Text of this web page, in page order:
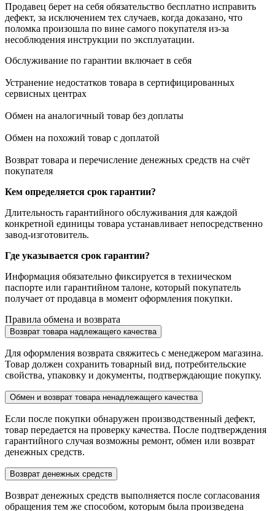
Продавец берет на себя обязательство бесплатно исправить
дефект, за исключением тех случаев, когда доказано, что
поломка произошла по вине самого покупателя из-за
несоблюдения инструкции по эксплуатации.
Обслуживание по гарантии включает в себя
Устранение недостатков товара в сертифицированных
сервисных центрах
Обмен на аналогичный товар без доплаты
Обмен на похожий товар с доплатой
Возврат товара и перечисление денежных средств на счёт
покупателя
Кем определяется срок гарантии?
Длительность гарантийного обслуживания для каждой
конкретной единицы товара устанавливает непосредственно
завод-изготовитель.
Где указывается срок гарантии?
Информация обязательно фиксируется в техническом
паспорте или гарантийном талоне, который покупатель
получает от продавца в момент оформления покупки.
Правила обмена и возврата
Возврат товара надлежащего качества
Для оформления возврата свяжитесь с менеджером магазина.
Товар должен сохранить товарный вид, потребительские
свойства, упаковку и документы, подтверждающие покупку.
Обмен и возврат товара ненадлежащего качества
Если после покупки обнаружен производственный дефект,
товар передается на проверку качества. После подтверждения
гарантийного случая возможны ремонт, обмен или возврат
денежных средств.
Возврат денежных средств
Возврат денежных средств выполняется после согласования
обращения тем же способом, которым была произведена